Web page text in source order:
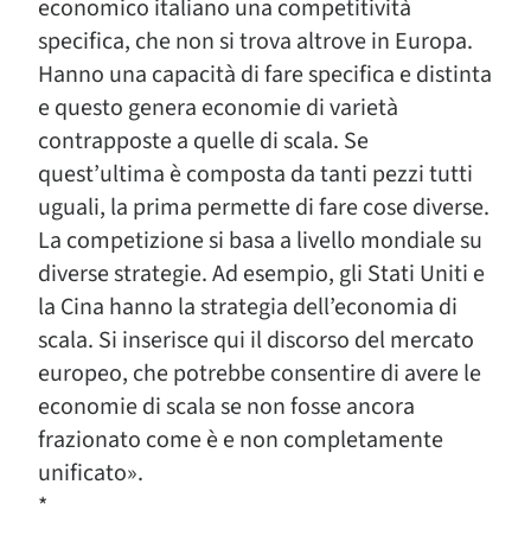
economico italiano una competitività
specifica, che non si trova altrove in Europa.
Hanno una capacità di fare specifica e distinta
e questo genera economie di varietà
contrapposte a quelle di scala. Se
quest’ultima è composta da tanti pezzi tutti
uguali, la prima permette di fare cose diverse.
La competizione si basa a livello mondiale su
diverse strategie. Ad esempio, gli Stati Uniti e
la Cina hanno la strategia dell’economia di
scala. Si inserisce qui il discorso del mercato
europeo, che potrebbe consentire di avere le
economie di scala se non fosse ancora
frazionato come è e non completamente
unificato».
*